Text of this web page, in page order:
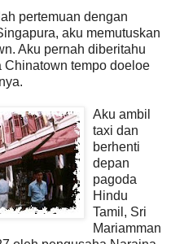
pertemuan dengan
aku memutuskan
Aku pernah diberitahu
Chinatown tempo doeloe
Aku ambil
taxi dan
berhenti
depan
pagoda
Hindu
Tamil, Sri
Mariamman